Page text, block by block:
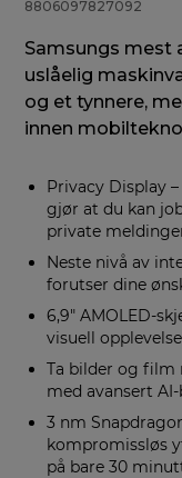
8806097827092
Samsungs mest
uslåelig
og et tynnere,
innen
Privacy Display
gjør at du kan
private
Neste nivå av
forutser dine
6,9" AMOLED-
visuell opplevelse
Ta bilder og film
med avansert
3 nm
kompromissløs
på bare 30